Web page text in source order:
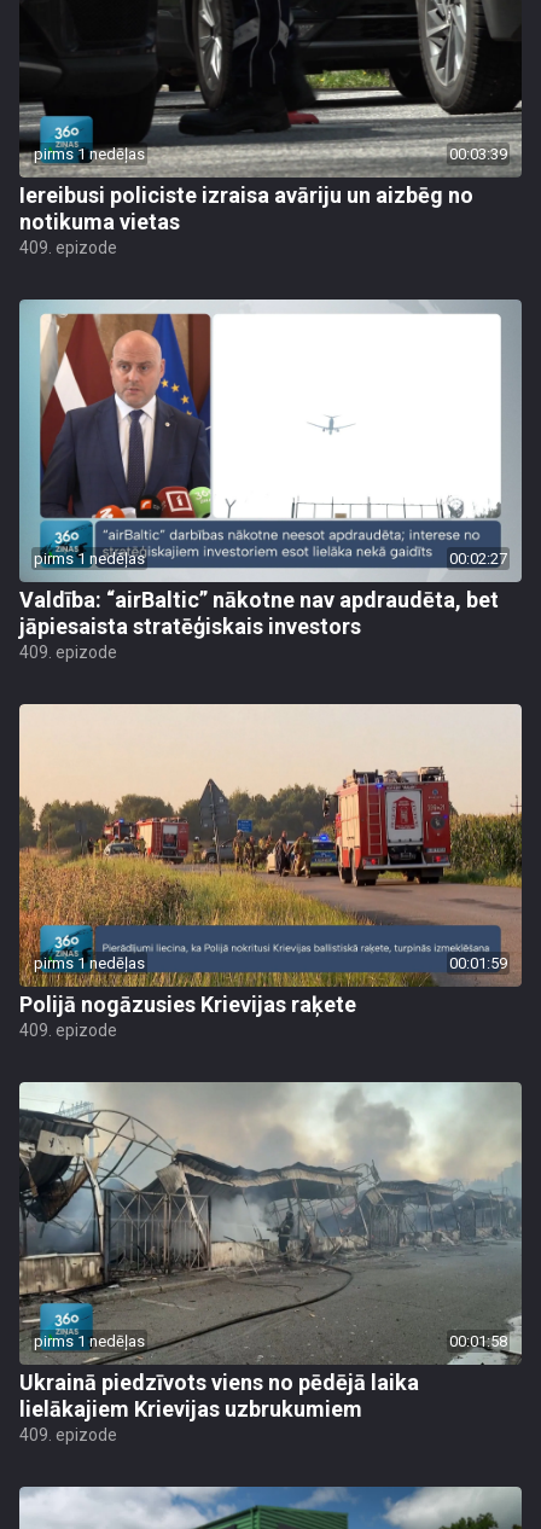
pirms 1 nedēļas 00:03:39
Iereibusi policiste izraisa avāriju un aizbēg no
notikuma vietas
409. epizode
pirms 1 nedēļas 00:02:27
Valdība: “airBaltic” nākotne nav apdraudēta, bet
jāpiesaista stratēģiskais investors
409. epizode
pirms 1 nedēļas 00:01:59
Polijā nogāzusies Krievijas raķete
409. epizode
pirms 1 nedēļas 00:01:58
Ukrainā piedzīvots viens no pēdējā laika
lielākajiem Krievijas uzbrukumiem
409. epizode